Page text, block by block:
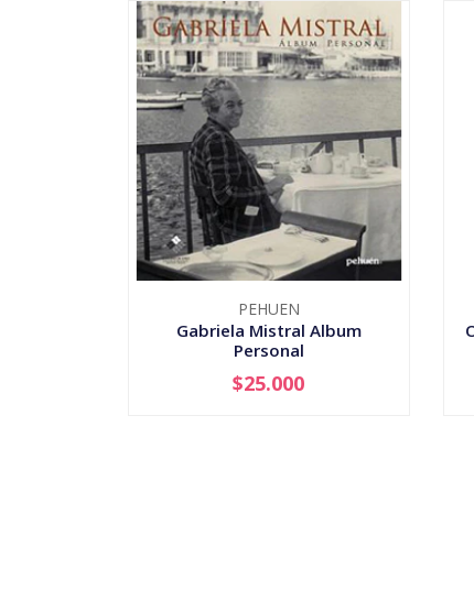
PEHUEN
Gabriela Mistral Album
Personal
+
$25.000